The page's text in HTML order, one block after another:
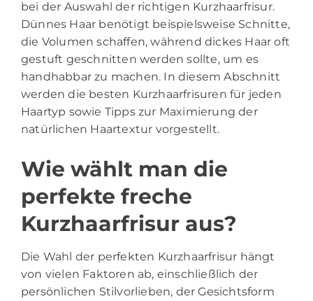
bei der Auswahl der richtigen Kurzhaarfrisur.
Dünnes Haar benötigt beispielsweise Schnitte,
die Volumen schaffen, während dickes Haar oft
gestuft geschnitten werden sollte, um es
handhabbar zu machen. In diesem Abschnitt
werden die besten Kurzhaarfrisuren für jeden
Haartyp sowie Tipps zur Maximierung der
natürlichen Haartextur vorgestellt.
Wie wählt man die
perfekte freche
Kurzhaarfrisur aus?
Die Wahl der perfekten Kurzhaarfrisur hängt
von vielen Faktoren ab, einschließlich der
persönlichen Stilvorlieben, der Gesichtsform